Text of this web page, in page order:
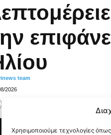
Χρησιμοποιούμε τεχνολογίες
team
2026